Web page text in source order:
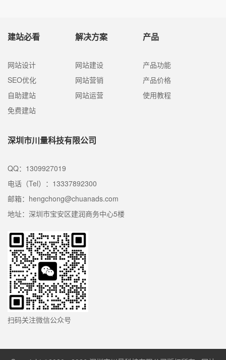
建站必看
网站设计
SEO优化
自助建站
免费建站
解决方案
网站建设
网站营销
网站运营
产品
产品功能
产品价格
使用教程
深圳市川量科技有限公司
QQ：1309927019
电话（Tel）：13337892300
邮箱：hengchong@chuanads.com
地址：深圳市宝安区建润商务中心5楼
扫码关注微信公众号